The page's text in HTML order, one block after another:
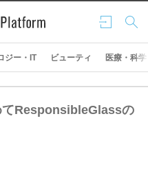
ログ
イン
検索
ジー・IT ビューティ 医療・科学
てResponsibleGlassの